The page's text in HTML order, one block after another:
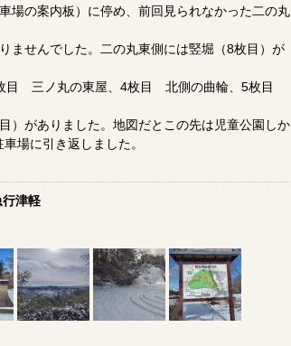
の案内板）に停め、前回見られなかった二の丸
ませんでした。二の丸東側には竪堀（8枚目）が
目 三ノ丸の東屋、4枚目 北側の曲輪、5枚目
）がありました。地図だとこの先は児童公園しか
場に引き返しました。
津軽